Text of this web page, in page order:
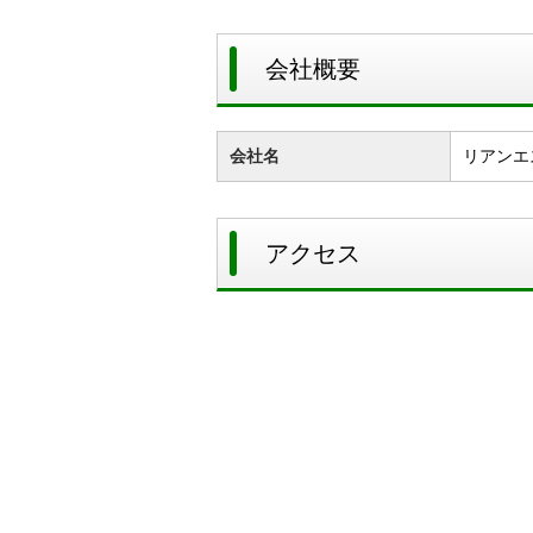
会社概要
会社名 リアン
アクセス